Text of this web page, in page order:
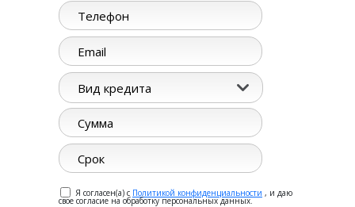
Вид кредита
Я согласен(а) с Политикой конфиденциальности , и даю
свое согласие на обработку персональных данных.